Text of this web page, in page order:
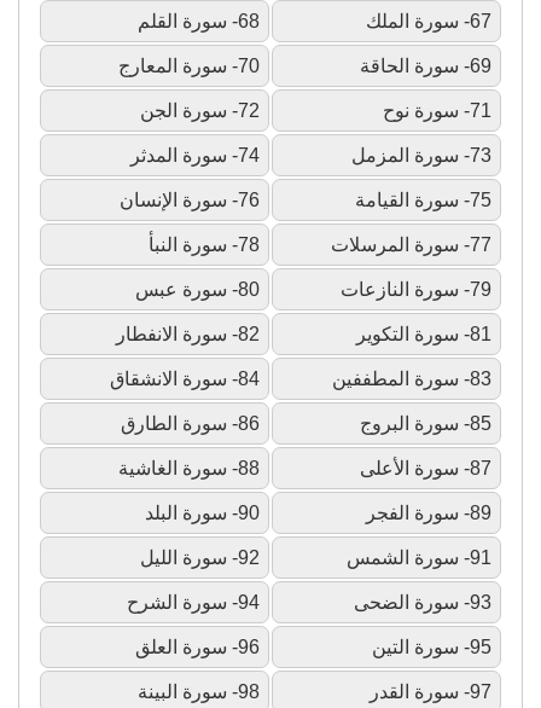
67- سورة الملك 68- سورة القلم
69- سورة الحاقة 70- سورة المعارج
71- سورة نوح 72- سورة الجن
73- سورة المزمل 74- سورة المدثر
75- سورة القيامة 76- سورة الإنسان
77- سورة المرسلات 78- سورة النبأ
79- سورة النازعات 80- سورة عبس
81- سورة التكوير 82- سورة الانفطار
83- سورة المطففين 84- سورة الانشقاق
85- سورة البروج 86- سورة الطارق
87- سورة الأعلى 88- سورة الغاشية
89- سورة الفجر 90- سورة البلد
91- سورة الشمس 92- سورة الليل
93- سورة الضحى 94- سورة الشرح
95- سورة التين 96- سورة العلق
97- سورة القدر 98- سورة البينة